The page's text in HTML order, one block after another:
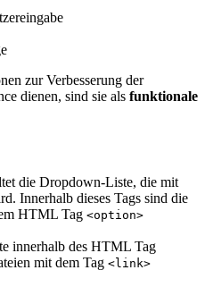
zur Verbesserung der
dienen, sind sie als funktionale
die Dropdown-Liste, die mit
Innerhalb dieses Tags sind die
HTML Tag <option>
innerhalb des HTML Tag
mit dem Tag <link>